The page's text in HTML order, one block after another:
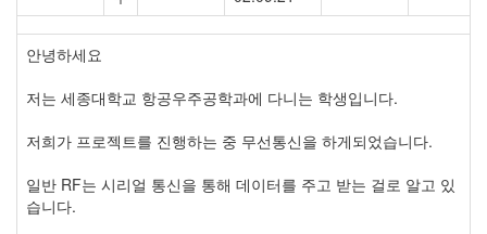
안녕하세요
저는 세종대학교 항공우주공학과에 다니는 학생입니다.
저희가 프로젝트를 진행하는 중 무선통신을 하게되었습니다.
일반 RF는 시리얼 통신을 통해 데이터를 주고 받는 걸로 알고 있
습니다.